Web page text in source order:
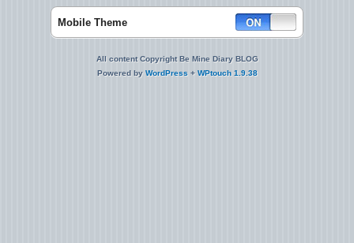
Mobile Theme
All content Copyright Be Mine Diary BLOG
Powered by WordPress + WPtouch 1.9.38